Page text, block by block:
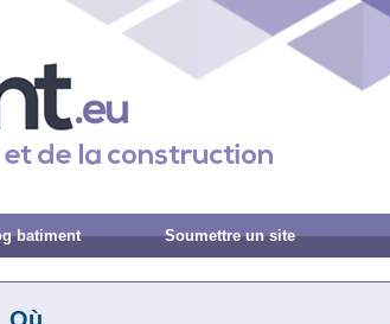
batiment Soumettre un site